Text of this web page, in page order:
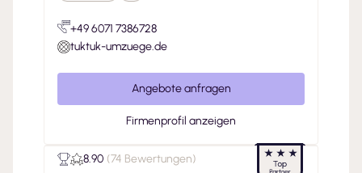
+49 6071 7386728
tuktuk-umzuege.de
Angebote anfragen
Firmenprofil anzeigen
8.90 (74 Bewertungen)